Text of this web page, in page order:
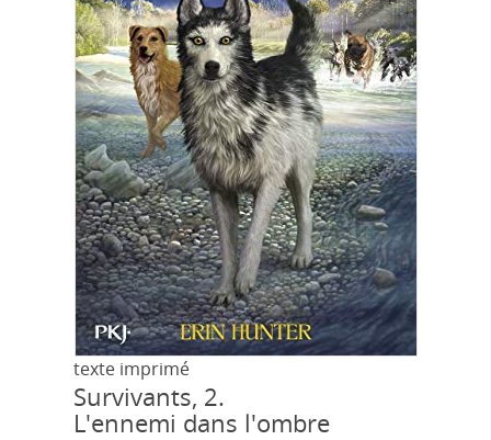
texte imprimé
Survivants, 2.
L'ennemi dans l'ombre